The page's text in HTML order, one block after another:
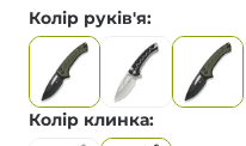
Колір руків'я
Колір клинка